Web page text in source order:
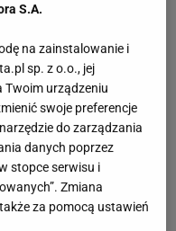
S.A.
na zainstalowanie i
sp. z o.o., jej
Twoim urządzeniu
swoje preferencje
do zarządzania
danych poprzez
stopce serwisu i
Zmiana
za pomocą ustawień